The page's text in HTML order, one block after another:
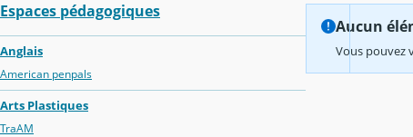
Espaces pédagogiques
Anglais
American penpals
Arts Plastiques
TraAM
Aucun
Vous pouvez